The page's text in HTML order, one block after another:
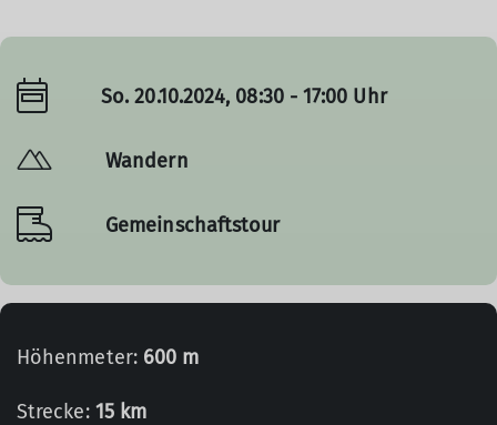
So. 20.10.2024, 08:30 - 17:00 Uhr
Wandern
Gemeinschaftstour
Höhenmeter: 600 m
Strecke: 15 km